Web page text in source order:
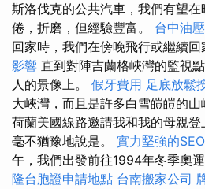
斯洛伐克的公共汽車，我們有望
倦，折磨，但經驗豐富。 台中油
回家時，我們在傍晚飛行或繼續回
影響 直到對陣吉蘭格峽灣的監視
人的景像上。 假牙費用 足底放鬆
大峽灣，而且是許多白雪皚皚的
荷蘭美國線路邀請我和我的母親
毫不猶豫地說是。 實力堅強的
午，我們出發前往1994年冬季奧
隆台胞證申請地點 台南搬家公司